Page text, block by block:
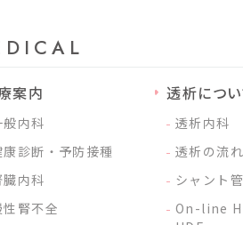
案内
般内科
康診断・予防接種
臓内科
性腎不全
透析につ
透析内科
透析の流れ
シャント
On-line